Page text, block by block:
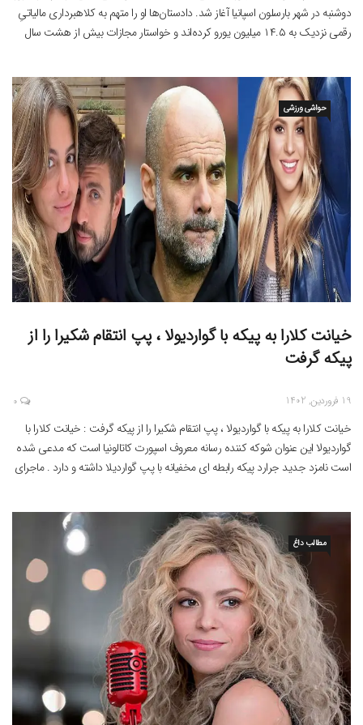
دوشنبه در شهر بارسلون اسپانیا آغاز شد. دادستان‌ها او را متهم به کلاهبرداری مالیاتیِ
رقمی نزدیک به ۱۴.۵ میلیون یورو کرده‌اند و خواستار مجازات بیش از هشت سال
حواشی ورزشی
خیانت کلارا به پیکه با گواردیولا ، پپ انتقام شکیرا را از
پیکه گرفت
19 فروردین, 1402 0
خیانت کلارا به پیکه با گواردیولا ، پپ انتقام شکیرا را از پیکه گرفت : خیانت کلارا با
گواردیولا این عنوان شوکه کننده رسانه معروف اسپورت کاتالونیا است که مدعی شده
است نامزد جدید جرارد پیکه رابطه ای مخفیانه با پپ گواردیلا داشته و دارد . ماجرای
مطالب داغ